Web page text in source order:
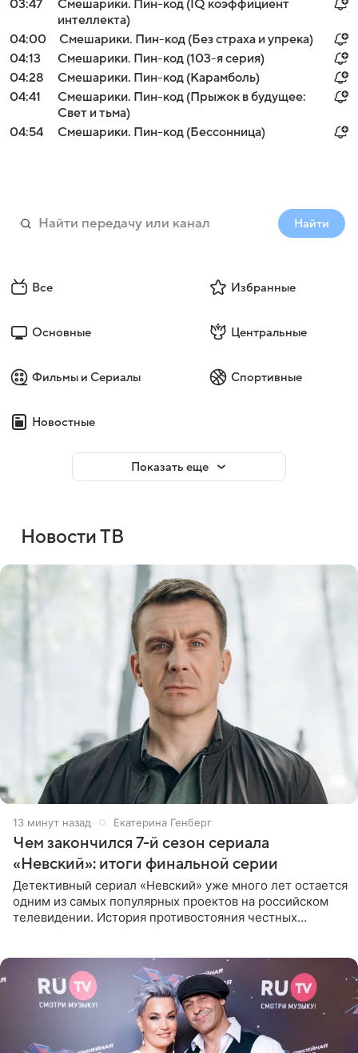
03:47
Смешарики. Пин-код (IQ коэффициент
интеллекта)
04:00
Смешарики. Пин-код (Без страха и упрека)
04:13
Смешарики. Пин-код (103-я серия)
04:28
Смешарики. Пин-код (Карамболь)
04:41
Смешарики. Пин-код (Прыжок в будущее:
Свет и тьма)
04:54
Смешарики. Пин-код (Бессонница)
Найти
Все Избранные
Основные Центральные
Фильмы и Сериалы Спортивные
Новостные
Показать еще
Новости ТВ
14 минут назад Екатерина Генберг
Чем закончился 7-й сезон сериала
«Невский»: итоги финальной серии
Детективный сериал «Невский» уже много лет остается
одним из самых популярных проектов на российском
телевидении. История противостояния честных